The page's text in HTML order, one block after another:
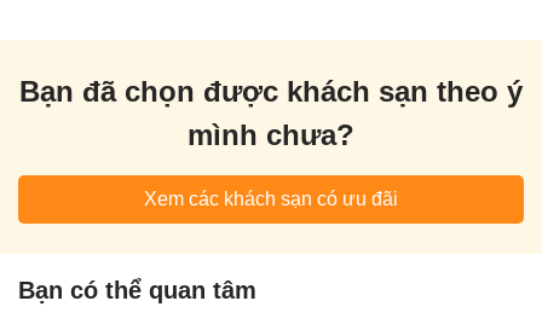
Bạn đã chọn được khách sạn theo ý
mình chưa?
Xem các khách sạn có ưu đãi
Bạn có thể quan tâm